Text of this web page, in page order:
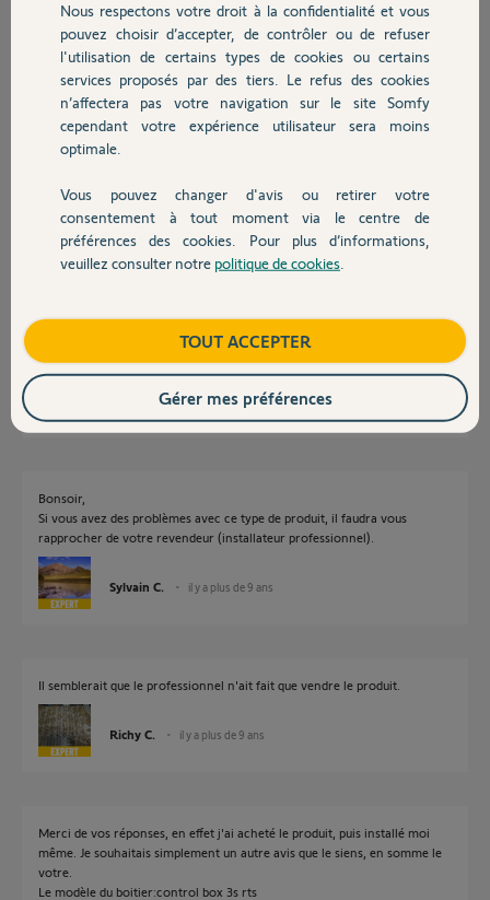
Chauffage
Autres produits
Devis avec un pro
Contact
Participer au fil de discussion
Réponses
Bonjour,
La puissance de ces moteurs doit venir à bout de la graisse même par
grand froid.
Le problème doit être ailleurs.
Fouillez un peu dans les réglages des paramètres des couples moteurs.
Quel est le modèle du boîtier électronique de commande ?
il y a plus de 9 ans
Bonsoir,
Si vous avez des problèmes avec ce type de produit, il faudra vous
rapprocher de votre revendeur (installateur professionnel).
Sylvain C. il y a plus de 9 ans
Il semblerait que le professionnel n'ait fait que vendre le produit.
Richy C. il y a plus de 9 ans
Merci de vos réponses, en effet j'ai acheté le produit, puis installé moi
même. Je souhaitais simplement un autre avis que le siens, en somme le
votre.
Le modèle du boitier:control box 3s rts
Nous respectons votre droit à la confidentialité et vous
pouvez choisir d’accepter, de contrôler ou de refuser
l'utilisation de certains types de cookies ou certains
services proposés par des tiers. Le refus des cookies
n’affectera pas votre navigation sur le site Somfy
cependant votre expérience utilisateur sera moins
optimale.
Vous pouvez changer d'avis ou retirer votre
consentement à tout moment via le centre de
préférences des cookies. Pour plus d’informations,
veuillez consulter notre politique de cookies
TOUT ACCEPTER
Gérer mes préférences